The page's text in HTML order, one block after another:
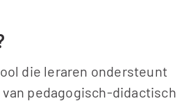
die leraren ondersteunt
pedagogisch-didactisch